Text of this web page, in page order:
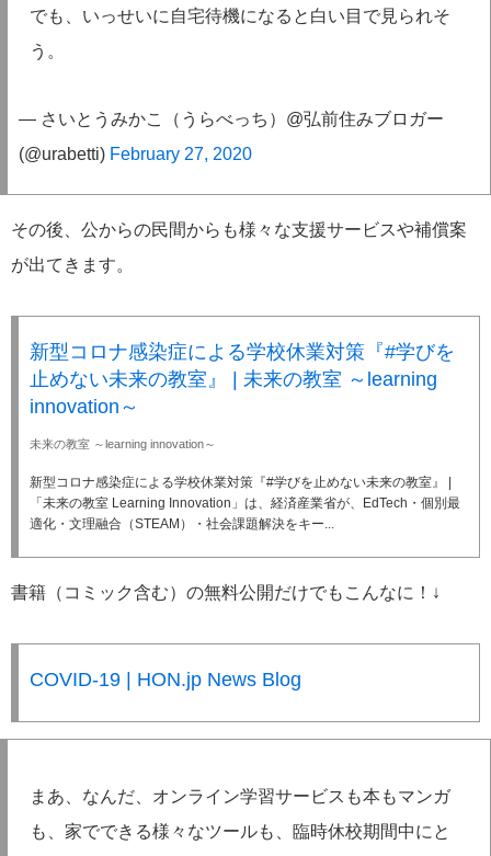
でも、いっせいに自宅待機になると白い目で見られそ
う。
— さいとうみかこ（うらべっち）@弘前住みブロガー
(@urabetti) February 27, 2020
その後、公からの民間からも様々な支援サービスや補償案
が出てきます。
新型コロナ感染症による学校休業対策『#学びを
止めない未来の教室』 | 未来の教室 ～learning
innovation～
未来の教室 ～learning innovation～
新型コロナ感染症による学校休業対策『#学びを止めない未来の教室』 |
「未来の教室 Learning Innovation」は、経済産業省が、EdTech・個別最
適化・文理融合（STEAM）・社会課題解決をキー...
書籍（コミック含む）の無料公開だけでもこんなに！↓
COVID-19 | HON.jp News Blog
まあ、なんだ、オンライン学習サービスも本もマンガ
も、家でできる様々なツールも、臨時休校期間中にと